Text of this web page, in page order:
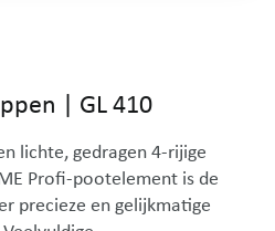
| GL 410
lichte, gedragen 4-rijige
Profi-pootelement is de
precieze en gelijkmatige